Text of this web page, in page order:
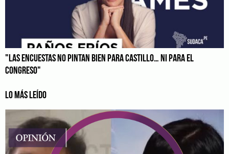
"LAS ENCUESTAS NO PINTAN BIEN PARA CASTILLO… NI PARA EL
CONGRESO"
LO MÁS LEÍDO